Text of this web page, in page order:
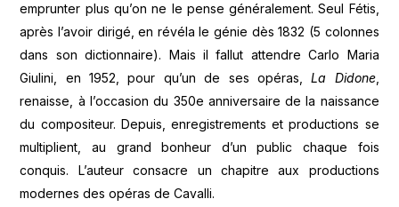
emprunter plus qu’on ne le pense généralement. Seul Fétis,
après l’avoir dirigé, en révéla le génie dès 1832 (5 colonnes
dans son dictionnaire). Mais il fallut attendre Carlo Maria
Giulini, en 1952, pour qu’un de ses opéras,La Didone,
renaisse, à l’occasion du 350e anniversaire de la naissance
du compositeur. Depuis, enregistrements et productions se
multiplient, au grand bonheur d’un public chaque fois
conquis. L’auteur consacre un chapitre aux productions
modernes des opéras de Cavalli.